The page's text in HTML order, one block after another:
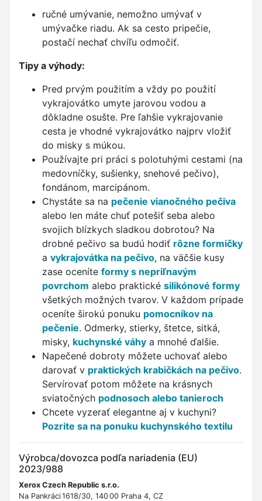
ručné umývanie, nemožno umývať v
umývačke riadu. Ak sa cesto pripečie,
postačí nechať chvíľu odmočiť.
Tipy a výhody:
Pred prvým použitím a vždy po použití
vykrajovátko umyte jarovou vodou a
dôkladne osušte. Pre ľahšie vykrajovanie
cesta je vhodné vykrajovátko najprv vložiť
do misky s múkou.
Používajte pri práci s polotuhými cestami (na
medovníčky, sušienky, snehové pečivo),
fondánom, marcipánom.
Chystáte sa na pečenie vianočného pečiva
alebo len máte chuť potešiť seba alebo
svojich blízkych sladkou dobrotou? Na
drobné pečivo sa budú hodiť rôzne formičky
a vykrajovátka na pečivo, na väčšie kusy
zase oceníte formy s nepriľnavým
povrchom alebo praktické silikónové formy
všetkých možných tvarov. V každom prípade
oceníte širokú ponuku pomocníkov na
pečenie. Odmerky, stierky, štetce, sitká,
misky, kuchynské váhy a mnohé ďalšie.
Napečené dobroty môžete uchovať alebo
darovať v praktických krabičkách na pečivo.
Servírovať potom môžete na krásnych
sviatočných podnosoch alebo tanieroch
Chcete vyzerať elegantne aj v kuchyni?
Pozrite sa na ponuku kuchynského textilu
Výrobca/dovozca podľa nariadenia (EU)
2023/988
Xerox Czech Republic s.r.o.
Na Pankráci 1618/30, 140 00 Praha 4, CZ